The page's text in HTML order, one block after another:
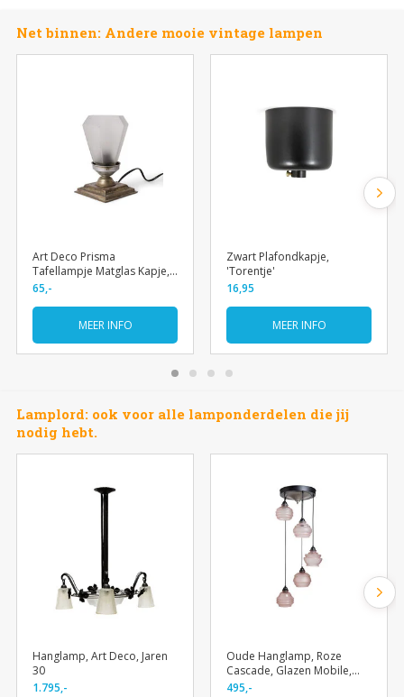
Net binnen: Andere mooie vintage lampen
Art Deco Prisma
Tafellampje Matglas Kapje,
Jaren 30
65,-
MEER INFO
Zwart Plafondkapje,
'Torentje'
16,95
MEER INFO
Lamplord: ook voor alle lamponderdelen die jij
nodig hebt.
Hanglamp, Art Deco, Jaren
30
1.795,-
Oude Hanglamp, Roze
Cascade, Glazen Mobile,
Jaren 40
495,-